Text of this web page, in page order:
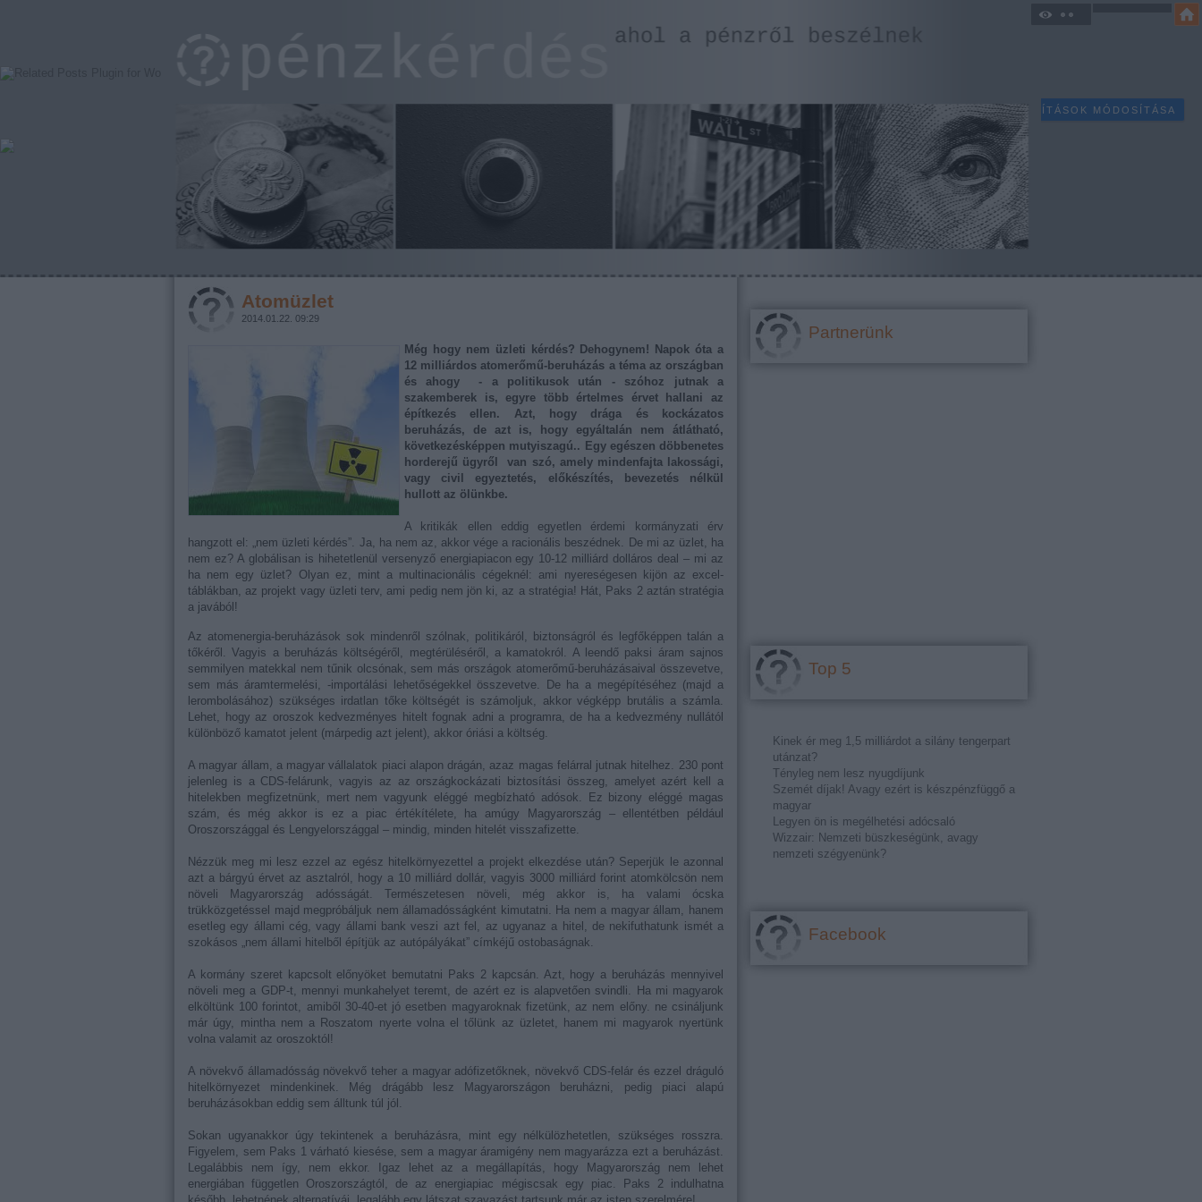
Partnerünk
Top 5
Kinek ér meg 1,5 milliárdot a silány tengerpart
utánzat?
Tényleg nem lesz nyugdíjunk
Szemét díjak! Avagy ezért is készpénzfüggő a
magyar
Legyen ön is megélhetési adócsaló
Wizzair: Nemzeti büszkeségünk, avagy
nemzeti szégyenünk?
Facebook
Atomüzlet
2014.01.22. 09:29
Még hogy nem üzleti kérdés? Dehogynem! Napok óta a
12 milliárdos atomerőmű-beruházás a téma az országban
és ahogy - a politikusok után - szóhoz jutnak a
szakemberek is, egyre több értelmes érvet hallani az
építkezés ellen. Azt, hogy drága és kockázatos
beruházás, de azt is, hogy egyáltalán nem átlátható,
következésképpen mutyiszagú.. Egy egészen döbbenetes
horderejű ügyről van szó, amely mindenfajta lakossági,
vagy civil egyeztetés, előkészítés, bevezetés nélkül
hullott az ölünkbe.
A kritikák ellen eddig egyetlen érdemi kormányzati érv
hangzott el: „nem üzleti kérdés”. Ja, ha nem az, akkor vége a racionális beszédnek. De mi az üzlet, ha
nem ez? A globálisan is hihetetlenül versenyző energiapiacon egy 10-12 milliárd dolláros deal – mi az
ha nem egy üzlet? Olyan ez, mint a multinacionális cégeknél: ami nyereségesen kijön az excel-
táblákban, az projekt vagy üzleti terv, ami pedig nem jön ki, az a stratégia! Hát, Paks 2 aztán stratégia
a javából!
Az atomenergia-beruházások sok mindenről szólnak, politikáról, biztonságról és legfőképpen talán a
tőkéről. Vagyis a beruházás költségéről, megtérüléséről, a kamatokról. A leendő paksi áram sajnos
semmilyen matekkal nem tűnik olcsónak, sem más országok atomerőmű-beruházásaival összevetve,
sem más áramtermelési, -importálási lehetőségekkel összevetve. De ha a megépítéséhez (majd a
lerombolásához) szükséges irdatlan tőke költségét is számoljuk, akkor végképp brutális a számla.
Lehet, hogy az oroszok kedvezményes hitelt fognak adni a programra, de ha a kedvezmény nullától
különböző kamatot jelent (márpedig azt jelent), akkor óriási a költség.
A magyar állam, a magyar vállalatok piaci alapon drágán, azaz magas felárral jutnak hitelhez. 230 pont
jelenleg is a CDS-felárunk, vagyis az az országkockázati biztosítási összeg, amelyet azért kell a
hitelekben megfizetnünk, mert nem vagyunk eléggé megbízható adósok. Ez bizony eléggé magas
szám, és még akkor is ez a piac értékítélete, ha amúgy Magyarország – ellentétben például
Oroszországgal és Lengyelországgal – mindig, minden hitelét visszafizette.
Nézzük meg mi lesz ezzel az egész hitelkörnyezettel a projekt elkezdése után? Seperjük le azonnal
azt a bárgyú érvet az asztalról, hogy a 10 milliárd dollár, vagyis 3000 milliárd forint atomkölcsön nem
növeli Magyarország adósságát. Természetesen növeli, még akkor is, ha valami ócska
trükközgetéssel majd megpróbáljuk nem államadósságként kimutatni. Ha nem a magyar állam, hanem
esetleg egy állami cég, vagy állami bank veszi azt fel, az ugyanaz a hitel, de nekifuthatunk ismét a
szokásos „nem állami hitelből építjük az autópályákat” címkéjű ostobaságnak.
A kormány szeret kapcsolt előnyöket bemutatni Paks 2 kapcsán. Azt, hogy a beruházás mennyivel
növeli meg a GDP-t, mennyi munkahelyet teremt, de azért ez is alapvetően svindli. Ha mi magyarok
elköltünk 100 forintot, amiből 30-40-et jó esetben magyaroknak fizetünk, az nem előny. ne csináljunk
már úgy, mintha nem a Roszatom nyerte volna el tőlünk az üzletet, hanem mi magyarok nyertünk
volna valamit az oroszoktól!
A növekvő államadósság növekvő teher a magyar adófizetőknek, növekvő CDS-felár és ezzel dráguló
hitelkörnyezet mindenkinek. Még drágább lesz Magyarországon beruházni, pedig piaci alapú
beruházásokban eddig sem álltunk túl jól.
Sokan ugyanakkor úgy tekintenek a beruházásra, mint egy nélkülözhetetlen, szükséges rosszra.
Figyelem, sem Paks 1 várható kiesése, sem a magyar áramigény nem magyarázza ezt a beruházást.
Legalábbis nem így, nem ekkor. Igaz lehet az a megállapítás, hogy Magyarország nem lehet
energiában független Oroszországtól, de az energiapiac mégiscsak egy piac. Paks 2 indulhatna
SÜTI BEÁLLÍTÁSOK MÓDOSÍTÁSA